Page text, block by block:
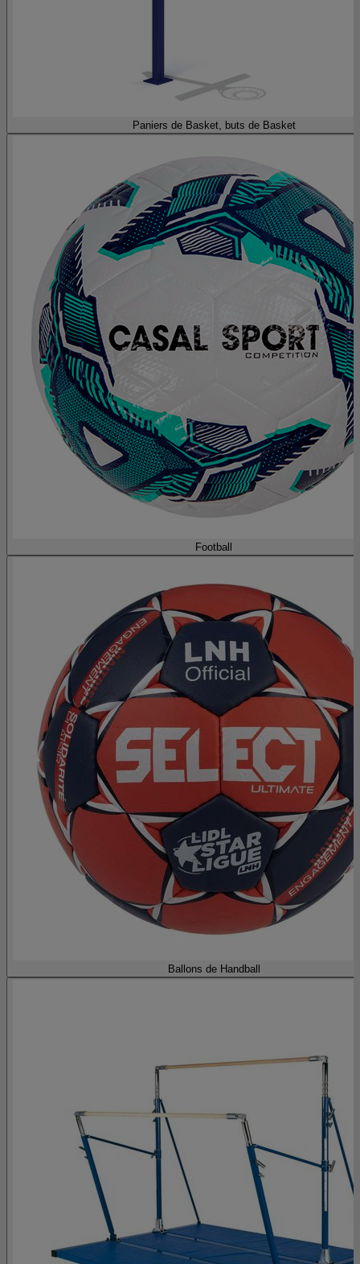
Paniers de Basket, buts de Basket
Football
Ballons de Handball